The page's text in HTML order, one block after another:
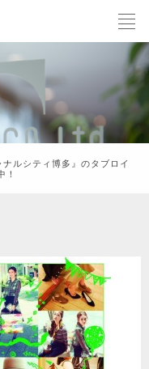
ナルシティ博多』のタブロイ
！